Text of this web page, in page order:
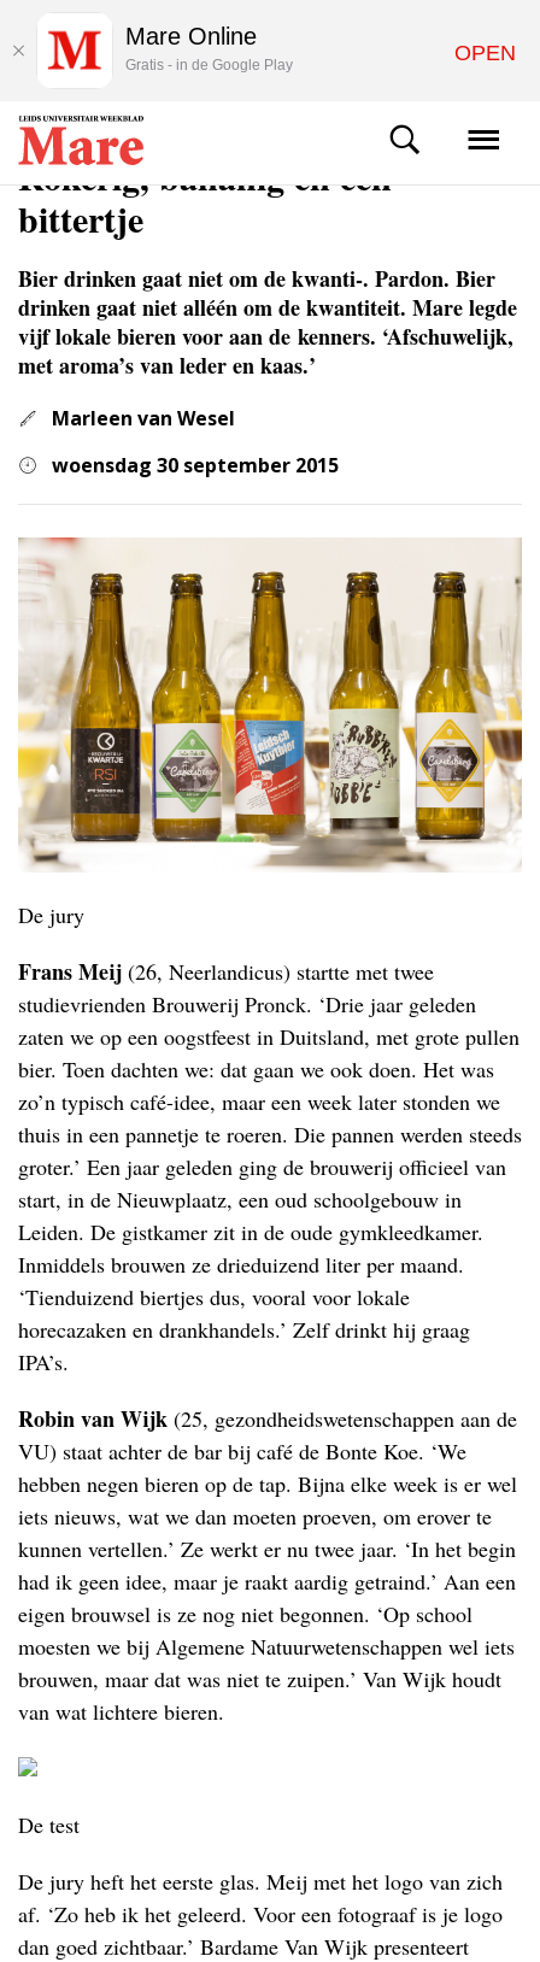
STUDENTENLEVEN
Rokerig, bananig en een
bittertje
Bier drinken gaat niet om de kwanti-. Pardon. Bier
drinken gaat niet alléén om de kwantiteit. Mare legde
vijf lokale bieren voor aan de kenners. ‘Afschuwelijk,
met aroma’s van leder en kaas.’
Marleen van Wesel
woensdag 30 september 2015
De jury
Frans Meij (26, Neerlandicus) startte met twee
studievrienden Brouwerij Pronck. ‘Drie jaar geleden
zaten we op een oogstfeest in Duitsland, met grote pullen
bier. Toen dachten we: dat gaan we ook doen. Het was
zo’n typisch café-idee, maar een week later stonden we
thuis in een pannetje te roeren. Die pannen werden steeds
groter.’ Een jaar geleden ging de brouwerij officieel van
start, in de Nieuwplaatz, een oud schoolgebouw in
Leiden. De gistkamer zit in de oude gymkleedkamer.
Inmiddels brouwen ze drieduizend liter per maand.
‘Tienduizend biertjes dus, vooral voor lokale
horecazaken en drankhandels.’ Zelf drinkt hij graag
IPA’s.
Robin van Wijk (25, gezondheidswetenschappen aan de
VU) staat achter de bar bij café de Bonte Koe. ‘We
hebben negen bieren op de tap. Bijna elke week is er wel
iets nieuws, wat we dan moeten proeven, om erover te
kunnen vertellen.’ Ze werkt er nu twee jaar. ‘In het begin
had ik geen idee, maar je raakt aardig getraind.’ Aan een
eigen brouwsel is ze nog niet begonnen. ‘Op school
moesten we bij Algemene Natuurwetenschappen wel iets
brouwen, maar dat was niet te zuipen.’ Van Wijk houdt
van wat lichtere bieren.
De test
De jury heft het eerste glas. Meij met het logo van zich
af. ‘Zo heb ik het geleerd. Voor een fotograaf is je logo
dan goed zichtbaar.’ Bardame Van Wijk presenteert
Mare Online
Gratis - in de Google Play OPEN